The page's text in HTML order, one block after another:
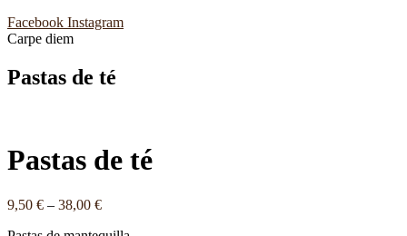
Facebook Instagram
Carpe diem
Pastas de té
Pastas de té
9,50 € – 38,00 €